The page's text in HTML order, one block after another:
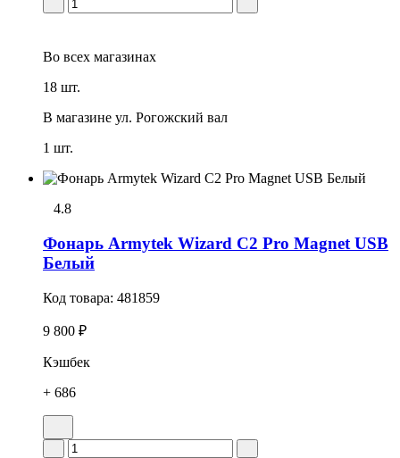
Во всех магазинах
18 шт.
В магазине ул. Рогожский вал
1 шт.
4.8
Фонарь Armytek Wizard C2 Pro Magnet USB
Белый
Код товара: 481859
9 800 ₽
Кэшбек
+ 686